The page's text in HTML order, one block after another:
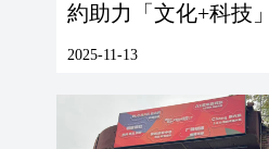
約助力「文化+科技
2025-11-13